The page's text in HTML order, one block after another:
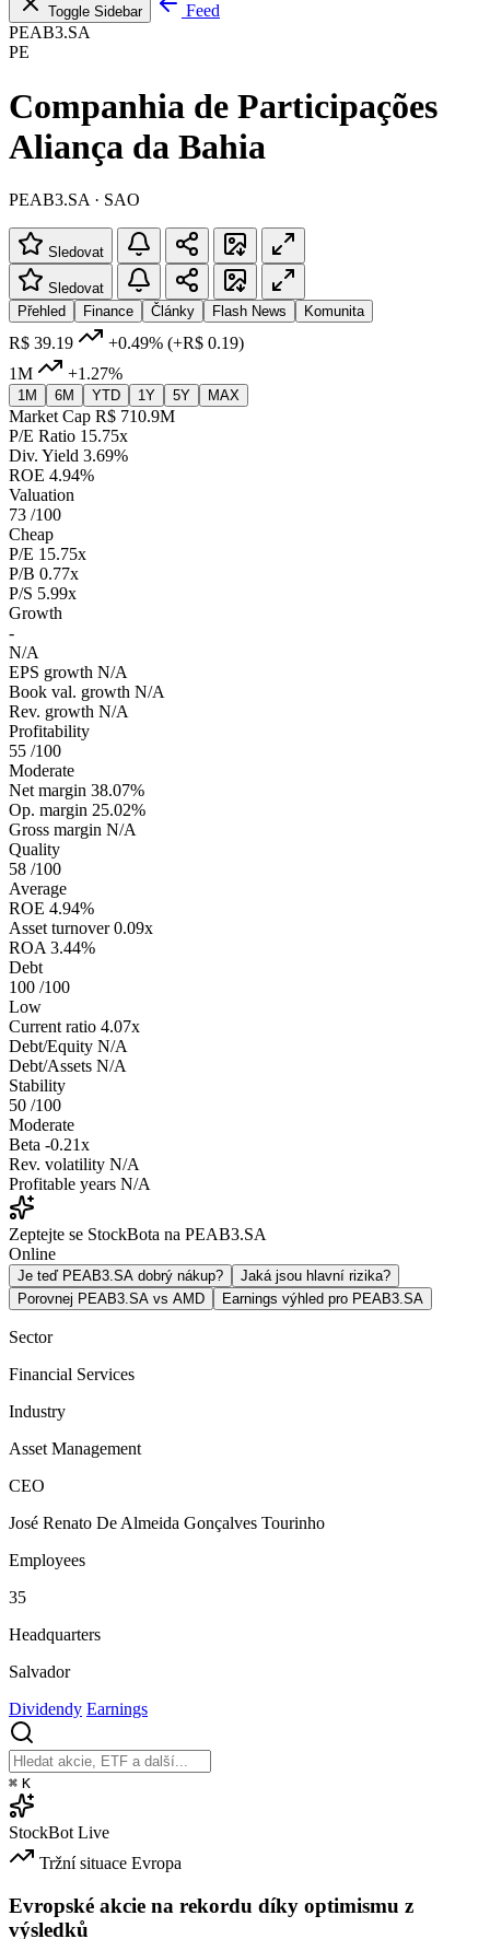
Toggle Sidebar
Feed
PEAB3.SA
PE
Companhia de Participações
Aliança da Bahia
PEAB3.SA · SAO
Sledovat
Sledovat
Přehled
Finance Články Flash News Komunita
R$ 39.19 +0.49% (+R$ 0.19)
1M
+1.27%
1M 6M YTD 1Y 5Y MAX
Market Cap R$ 710.9M
P/E Ratio 15.75x
Div. Yield 3.69%
ROE 4.94%
Valuation
73 /100
Cheap
P/E 15.75x
P/B 0.77x
P/S 5.99x
Growth
-
N/A
EPS growth N/A
Book val. growth N/A
Rev. growth N/A
Profitability
55 /100
Moderate
Net margin 38.07%
Op. margin 25.02%
Gross margin N/A
Quality
58 /100
Average
ROE 4.94%
Asset turnover 0.09x
ROA 3.44%
Debt
100 /100
Low
Current ratio 4.07x
Debt/Equity N/A
Debt/Assets N/A
Stability
50 /100
Moderate
Beta -0.21x
Rev. volatility N/A
Profitable years N/A
Zeptejte se StockBota na PEAB3.SA
Online
Je teď PEAB3.SA dobrý nákup?
Jaká jsou hlavní rizika?
Porovnej PEAB3.SA vs AMD
Earnings výhled pro PEAB3.SA
Sector
Financial Services
Industry
Asset Management
CEO
José Renato De Almeida Gonçalves Tourinho
Employees
35
Headquarters
Salvador
Dividendy Earnings
⌘ K
StockBot Live
Tržní situace Evropa
Evropské akcie na rekordu díky optimismu z
výsledků